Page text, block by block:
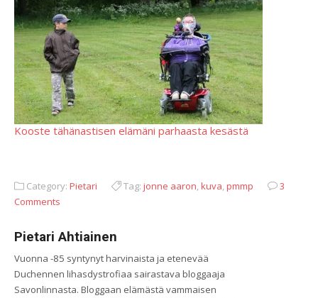
Kooste tähänastisen elämäni parhaasta kesästä
Category: Pietari Tag: jonne aaron,kuva,pmmp
3
Comments
Pietari Ahtiainen
Vuonna -85 syntynyt harvinaista ja etenevää
Duchennen lihasdystrofiaa sairastava bloggaaja
Savonlinnasta. Bloggaan elämästä vammaisen